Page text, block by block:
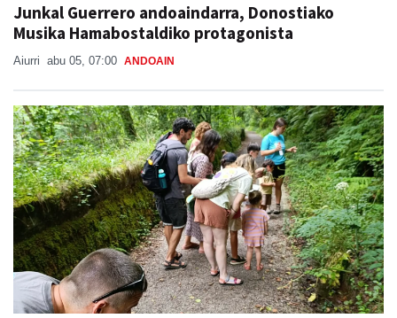
Junkal Guerrero andoaindarra, Donostiako
Musika Hamabostaldiko protagonista
Aiurri abu 05, 07:00 ANDOAIN